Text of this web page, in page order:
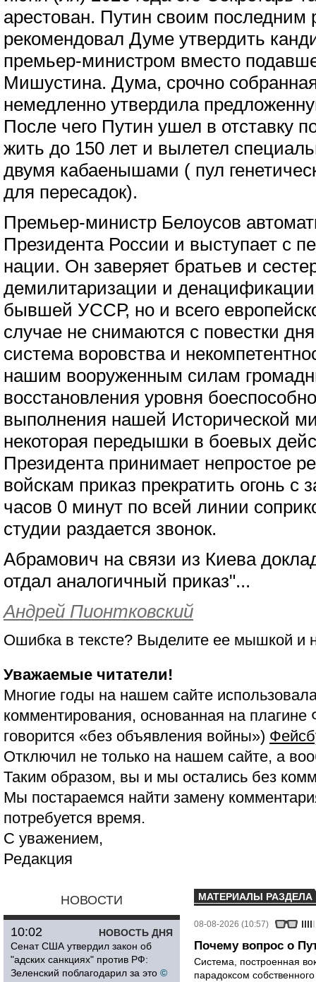
арестован. Путин своим
рекомендовал Думе утвердить
премьер-министром вместо
Мишустина. Дума, срочно
немедленно утвердила
После чего Путин ушел в отставку
жить до 150 лет и вылетел
двумя кабаенышами ( пул
для пересадок).
Премьер-министр Белоусов
Президента России и выступает с
нации. Он заверяет братьев и
демилитаризации и денацификации
бывшей УССР, но и всего
случае не снимаются с повестки
система воровства и
нашим вооруженным силам
восстановления уровня
выполнения нашей Исторической
некоторая передышки в боевых
Президента принимает непростое
войскам приказ прекратить огонь с
часов 0 минут по всей линии
студии раздается звонок.
Абрамович на связи из Киева
отдал аналогичный приказ"...
Андрей Пионтковский
Ошибка в тексте? Выделите ее мышкой и
Уважаемые читатели!
Многие годы на нашем сайте
комментирования, основанная на
говорится «без объявления войны»)
Отключил не только на нашем сайте, а
Таким образом, вы и мы остались без
Мы постараемся найти замену
потребуется время.
С уважением,
Редакция
НОВОСТИ
НОВОСТЬ ДНЯ
10:02
Сенат США утвердил закон об
"адских санкциях" против РФ:
Зеленский поблагодарил за это ©
МАТЕРИАЛЫ РАЗДЕЛА
08-08-2026 (10:57)
Почему вопрос о
Система, построенная
парадоксом